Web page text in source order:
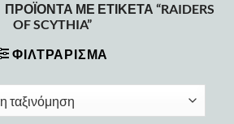
ΠΡΟΪΌΝΤΑ ΜΕ ΕΤΙΚΈΤΑ “RAIDERS
OF SCYTHIA”
ΦΙΛΤΡΆΡΙΣΜΑ